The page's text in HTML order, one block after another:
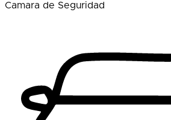
Camara de Seguridad